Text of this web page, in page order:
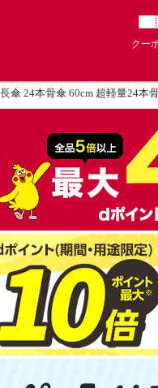
クー
長傘 24本骨傘 60cm 超軽量24本